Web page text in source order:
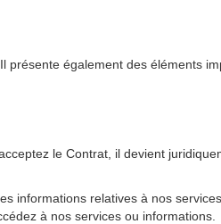
présente également des éléments
le Contrat, il devient
informations relatives à nos
à nos services ou informations.